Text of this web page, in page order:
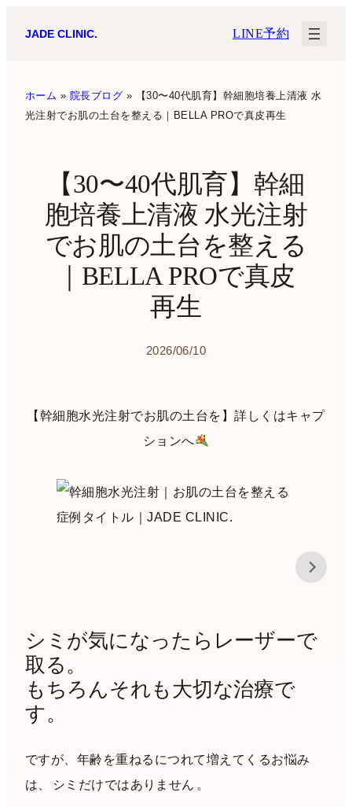
JADE CLINIC. LINE予約
ホーム » 院長ブログ »
【30〜40代肌育】幹細胞培養上清液 水
光注射でお肌の土台を整える｜BELLA PROで真皮再生
【30〜40代肌育】幹細
胞培養上清液 水光注射
でお肌の土台を整える
｜BELLA PROで真皮
再生
2026/06/10
【幹細胞水光注射でお肌の土台を】詳しくはキャプ
ションへ
シミが気になったらレーザーで
取る。
もちろんそれも大切な治療で
す。
ですが、年齢を重ねるにつれて増えてくるお悩み
は、
シミだけではありません 。